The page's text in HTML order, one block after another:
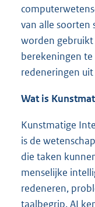
van alle soorten
worden
berekeningen
redeneringen
Wat is
Kunstmatige
is de
die taken
menselijke
redeneren,
taalbegrip. AI